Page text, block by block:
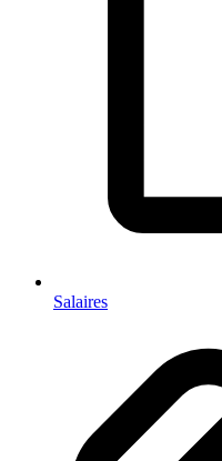
Salaires